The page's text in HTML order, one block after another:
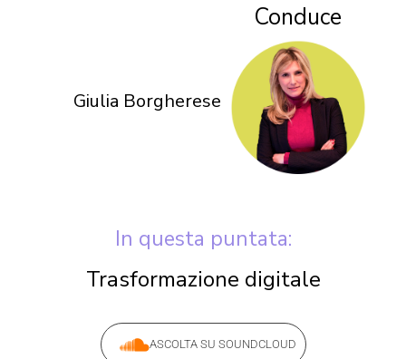
Conduce
Giulia Borgherese
In questa puntata:
Trasformazione digitale
ASCOLTA SU SOUNDCLOUD